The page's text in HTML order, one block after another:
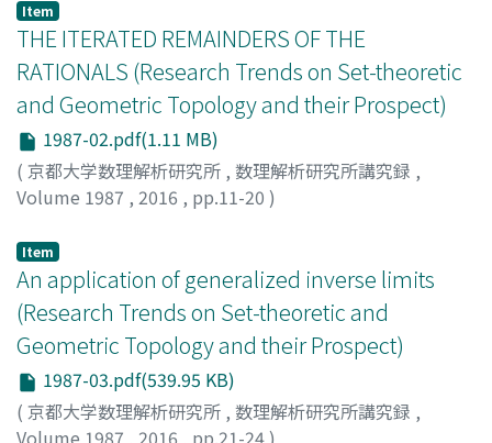
Item
THE ITERATED REMAINDERS OF THE
RATIONALS (Research Trends on Set-theoretic
and Geometric Topology and their Prospect)
1987-02.pdf(1.11 MB)
( 京都大学数理解析研究所 , 数理解析研究所講究録 ,
Volume 1987 , 2016 , pp.11-20 )
Item
An application of generalized inverse limits
(Research Trends on Set-theoretic and
Geometric Topology and their Prospect)
1987-03.pdf(539.95 KB)
( 京都大学数理解析研究所 , 数理解析研究所講究録 ,
Volume 1987
2016 pp.21-24)